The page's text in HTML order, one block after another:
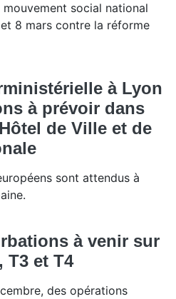
social national
8 mars contre la réforme
à Lyon
à prévoir dans
de Ville et de
sont attendus à
à venir sur
T3 et T4
des opérations